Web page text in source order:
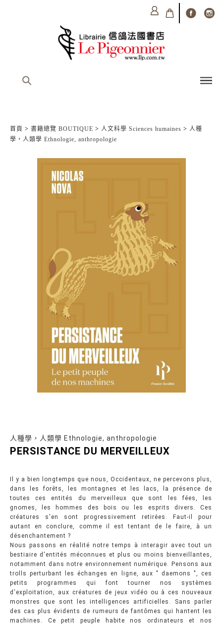
首頁 > 書籍總覽 BOUTIQUE > 人文科學 Sciences humaines > 人種
學，人類學 Ethnologie, anthropologie
人種學，人類學 Ethnologie, anthropologie
PERSISTANCE DU MERVEILLEUX
Il y a bien longtemps que nous, Occidentaux, ne percevons plus,
dans les forêts, les montagnes et les lacs, la présence de
toutes ces entités du merveilleux que sont les fées, les
gnomes, les hommes des bois ou les esprits divers. Ces
créatures s'en sont progressivement retirées. Faut-il pour
autant en conclure, comme il est tentant de le faire, à un
désenchantement ?
Nous passons en réalité notre temps à interagir avec tout un
bestiaire d'entités méconnues et plus ou moins bienveillantes,
notamment dans notre environnement numérique. Pensons aux
trolls perturbant les échanges en ligne, aux " daemons ", ces
petits programmes qui font tourner nos systèmes
d'exploitation, aux créatures de jeux vidéo ou à ces nouveaux
monstres que sont les intelligences artificielles. Sans parler
des cas plus évidents de rumeurs de fantômes qui hantent les
machines. Ce petit peuple habite nos ordinateurs et nos